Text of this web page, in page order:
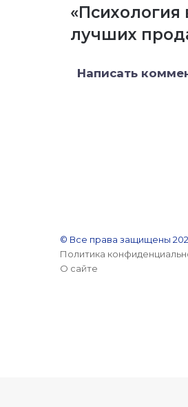
лучших
Написать
© Все права защищены
Политика
О сайте